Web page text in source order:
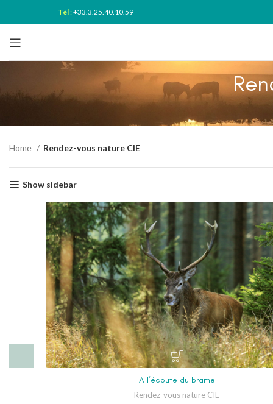
Tél:+33.3.25.40.10.59
Home Rendez-vous nature CIE
Show sidebar
A l’écoute du brame
Rendez-vous nature CIE